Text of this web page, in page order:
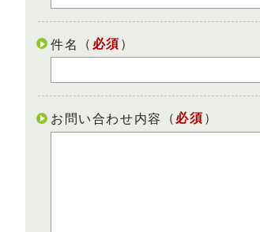
件名 （ 必須 ）
お問い合わせ内容 （ 必須 ）